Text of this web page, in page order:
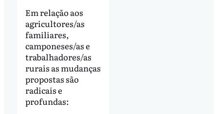
Em relação aos
agricultores/as
familiares,
camponeses/as e
trabalhadores/as
rurais as mudanças
propostas são
radicais e
profundas: